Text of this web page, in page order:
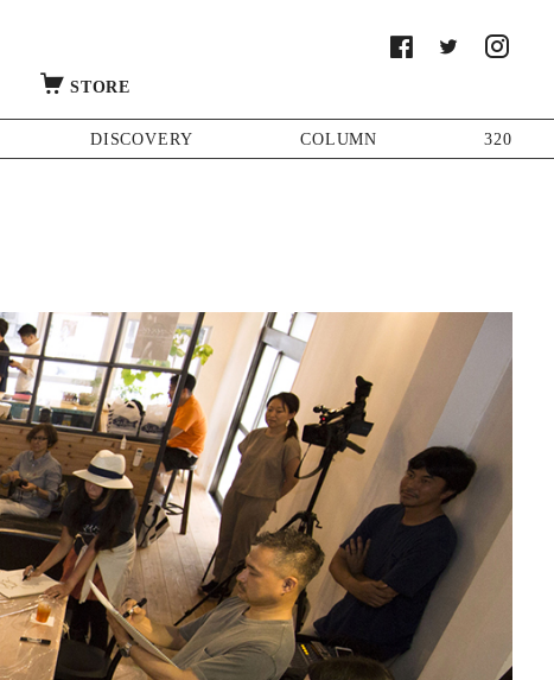
STORE
DISCOVERY COLUMN 320